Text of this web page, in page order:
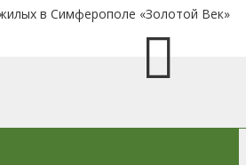
в Симферополе «Золотой Век»